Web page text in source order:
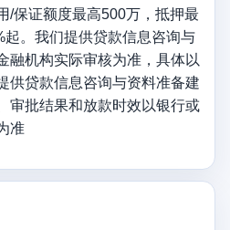
/保证额度最高500万，抵押最
。我们提供贷款信息咨询与
融机构实际审核为准，具体以
供贷款信息咨询与资料准备建
审批结果和放款时效以银行或
准